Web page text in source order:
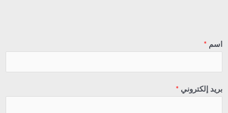
اسم *
بريد إلكتروني *